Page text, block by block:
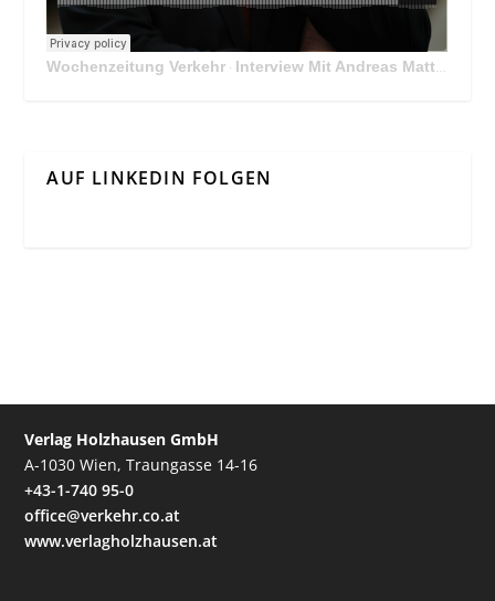
Wochenzeitung Verkehr · Interview Mit Andreas Matthä, CEO der ÖBB Holding
AUF LINKEDIN FOLGEN
Verlag Holzhausen GmbH
A-1030 Wien, Traungasse 14-16
+43-1-740 95-0
office@verkehr.co.at
www.verlagholzhausen.at